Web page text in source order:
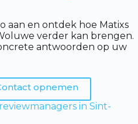
aan en ontdek hoe Matixs
verder kan brengen.
antwoorden op uw
opnemen
in Sint-